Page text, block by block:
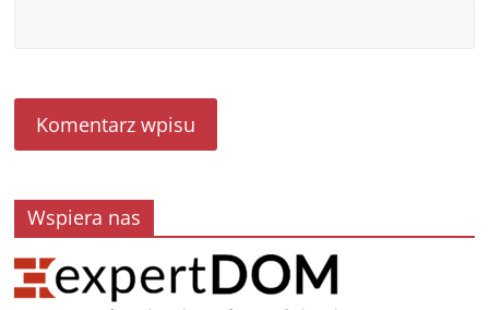
Wspiera nas